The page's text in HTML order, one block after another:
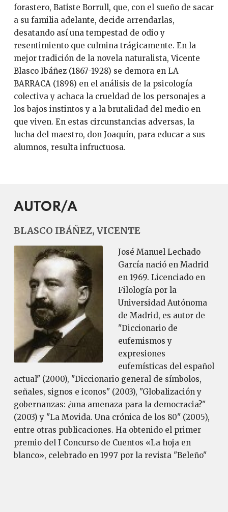
forastero, Batiste Borrull, que, con el sueño de sacar
a su familia adelante, decide arrendarlas,
desatando así una tempestad de odio y
resentimiento que culmina trágicamente. En la
mejor tradición de la novela naturalista, Vicente
Blasco Ibáñez (1867-1928) se demora en LA
BARRACA (1898) en el análisis de la psicología
colectiva y achaca la crueldad de los personajes a
los bajos instintos y a la brutalidad del medio en
que viven. En estas circunstancias adversas, la
lucha del maestro, don Joaquín, para educar a sus
alumnos, resulta infructuosa.
AUTOR/A
BLASCO IBÁÑEZ, VICENTE
José Manuel Lechado
García nació en Madrid
en 1969. Licenciado en
Filología por la
Universidad Autónoma
de Madrid, es autor de
"Diccionario de
eufemismos y
expresiones
eufemísticas del español
actual" (2000), "Diccionario general de símbolos,
señales, signos e iconos" (2003), "Globalización y
gobernanzas: ¿una amenaza para la democracia?"
(2003) y "La Movida. Una crónica de los 80" (2005),
entre otras publicaciones. Ha obtenido el primer
premio del I Concurso de Cuentos «La hoja en
blanco», celebrado en 1997 por la revista "Beleño"